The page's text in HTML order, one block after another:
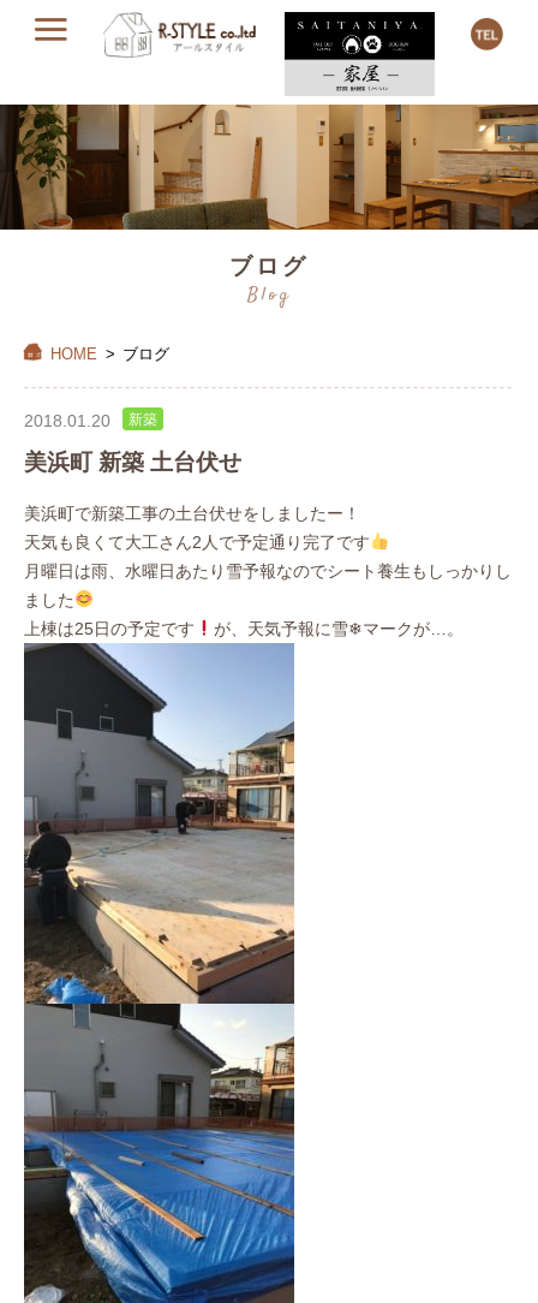
ブログ
Blog
HOME > ブログ
2018.01.20 新築
美浜町 新築 土台伏せ
美浜町で新築工事の土台伏せをしましたー！
天気も良くて大工さん2人で予定通り完了です
月曜日は雨、 水曜日あたり雪予報なのでシート養生もしっかりし
ました
上棟は25日の予定です
が、天気予報に雪❄マークが…。